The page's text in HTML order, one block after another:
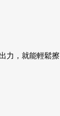
力，就能輕鬆擦